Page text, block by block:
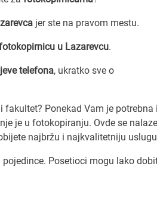
jer ste na pravom mestu.
u Lazarevcu.
telefona, ukratko sve o
Ponekad Vam je potrebna i
je u fotokopiranju. Ovde se nalaze
najbržu i najkvalitetniju
Posetioci mogu lako